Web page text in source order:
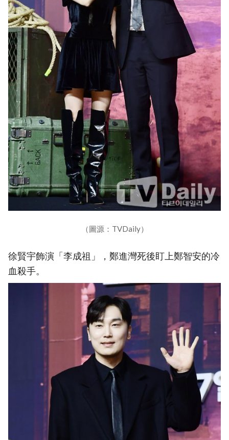
（圖源：TVDaily）
徐賢宇飾演「李成祖」，鄭進灣死後盯上鄭智安的冷
血殺手。